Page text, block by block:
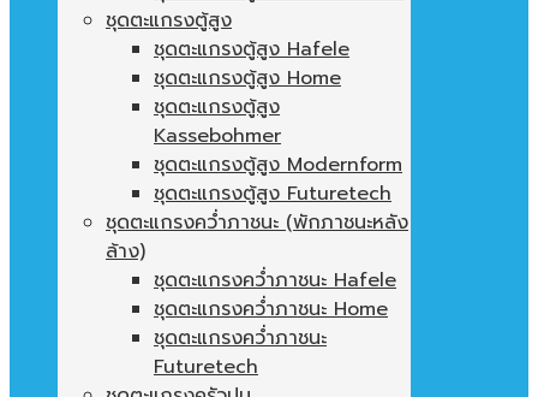
ชุดตะแกรงตู้สูง
ชุดตะแกรงตู้สูง Hafele
ชุดตะแกรงตู้สูง Home
ชุดตะแกรงตู้สูง
Kassebohmer
ชุดตะแกรงตู้สูง Modernform
ชุดตะแกรงตู้สูง Futuretech
ชุดตะแกรงคว่ำภาชนะ (พักภาชนะหลัง
ล้าง)
ชุดตะแกรงคว่ำภาชนะ Hafele
ชุดตะแกรงคว่ำภาชนะ Home
ชุดตะแกรงคว่ำภาชนะ
Futuretech